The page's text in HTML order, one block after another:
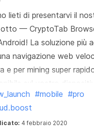
lieti di presentarvi il
— CryptoTab
La soluzione più
navigazione web
e per mining super
sul vostro
#mobile #pro
4 febbraio 2020